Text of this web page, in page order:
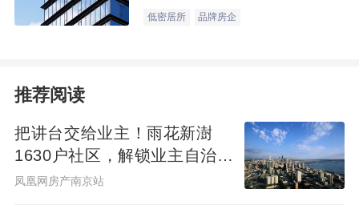
低密居所 品牌房企
推荐阅读
把讲台交给业主！雨花新澍
1630户社区，解锁业主自治社
群新样本
凤凰网房产南京站